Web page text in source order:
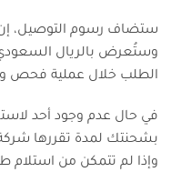
ستضاف رسوم التوصيل، إن
وستُعرض بالريال
الطلب خلال عملية فحص
في حال عدم وجود أحد
وإذا لم تتمكن من استلام